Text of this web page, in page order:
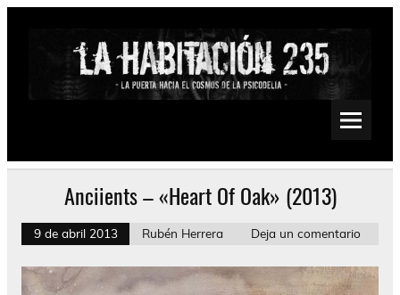
Saltar
Psychedelic, Stoner, Doom, Sludge, Fuzz, Space, Drone
Anciients – «Heart Of Oak» (2013)
9 de abril 2013 Rubén Herrera Deja un comentario